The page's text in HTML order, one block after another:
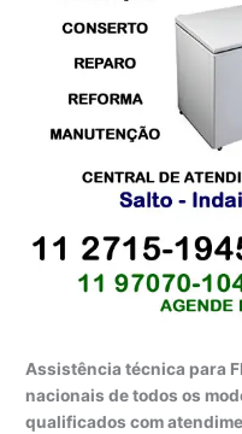
Assistência técnica para
nacionais de todos os
qualificados com